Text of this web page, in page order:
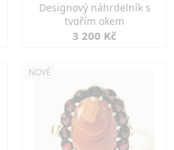
Designový náhrdelník s
tygřím okem
3 200 Kč
NOVÉ